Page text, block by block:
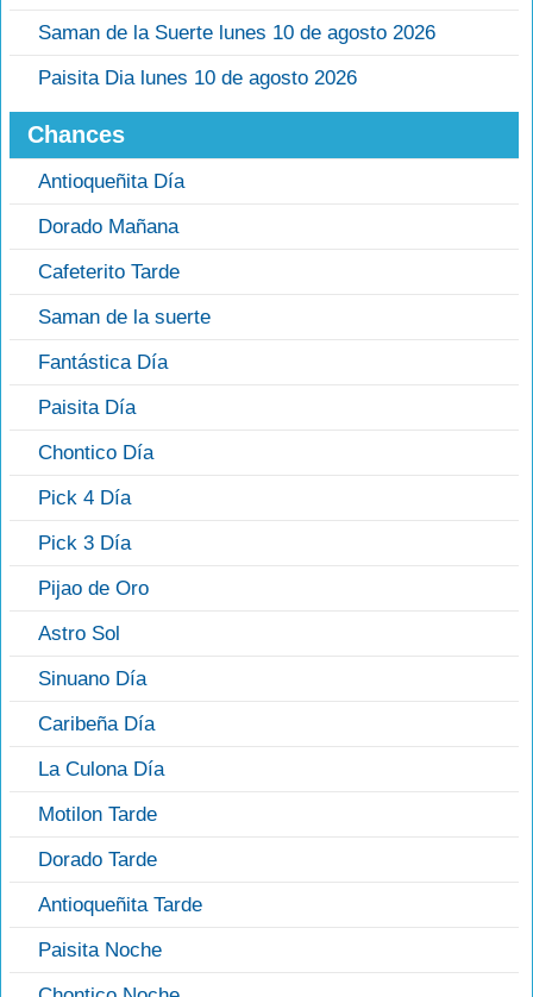
Saman de la Suerte lunes 10 de agosto 2026
Paisita Dia lunes 10 de agosto 2026
Chances
Antioqueñita Día
Dorado Mañana
Cafeterito Tarde
Saman de la suerte
Fantástica Día
Paisita Día
Chontico Día
Pick 4 Día
Pick 3 Día
Pijao de Oro
Astro Sol
Sinuano Día
Caribeña Día
La Culona Día
Motilon Tarde
Dorado Tarde
Antioqueñita Tarde
Paisita Noche